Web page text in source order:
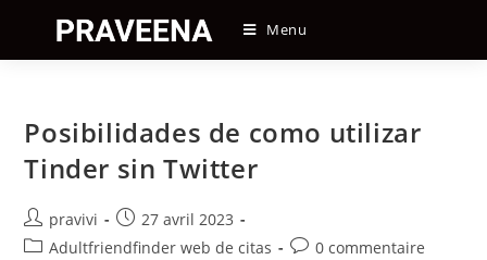
content
Menu
Posibilidades de como utilizar
Tinder sin Twitter
Auteur/autrice
de
pravivi
Post
published:
27 avril 2023
PostAdultfriendfinder web de citas
Post0 commentaire